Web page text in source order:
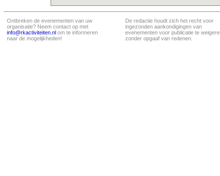
Ontbreken de evenementen van uw
organisatie? Neem contact op met
info@rkactiviteiten.nl om te informeren
naar de mogelijkheden!
De redactie houdt zich het recht voor
ingezonden aankondigingen van
evenementen voor publicatie te
zonder opgaaf van redenen.